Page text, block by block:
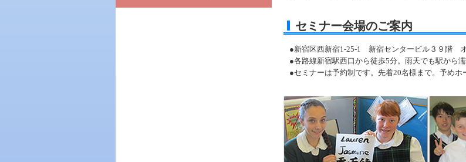
セミナー会場のご案内
●新宿区西新宿1-25-1 新宿センタービル３９階
●各路線新宿駅西口から徒歩5分。雨天でも駅から
●セミナーは予約制です。先着20名様まで。予めホ